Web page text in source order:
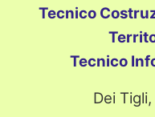
Tecnico
Tecnico
Dei